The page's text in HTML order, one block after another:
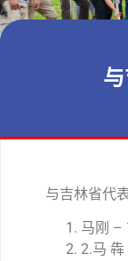
与吉林省代
马刚 –
2.马